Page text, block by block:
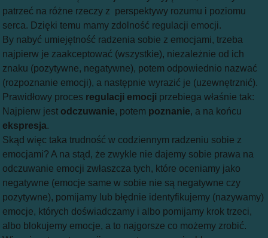
patrzeć na różne rzeczy z perspektywy rozumu i poziomu
serca. Dzięki temu mamy zdolność regulacji emocji.
By nabyć umiejętność radzenia sobie z emocjami, trzeba
najpierw je zaakceptować (wszystkie), niezależnie od ich
znaku (pozytywne, negatywne), potem odpowiednio nazwać
(rozpoznanie emocji), a następnie wyrazić je (uzewnętrznić).
Prawidłowy proces regulacji emocji przebiega właśnie tak:
Najpierw jest odczuwanie, potem poznanie, a na końcu
ekspresja.
Skąd więc taka trudność w codziennym radzeniu sobie z
emocjami? A na stąd, że zwykle nie dajemy sobie prawa na
odczuwanie emocji zwłaszcza tych, które oceniamy jako
negatywne (emocje same w sobie nie są negatywne czy
pozytywne), pomijamy lub błędnie identyfikujemy (nazywamy)
emocje, których doświadczamy i albo pomijamy krok trzeci,
albo blokujemy emocje, a to najgorsze co możemy zrobić.